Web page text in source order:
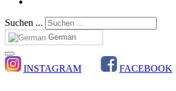
Suchen ...
German
INSTAGRAM FACEBOOK